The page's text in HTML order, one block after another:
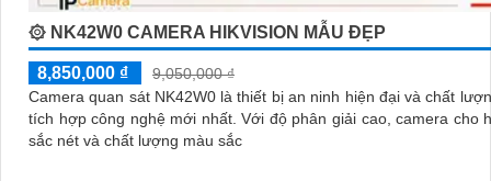
۞ NK42W0 CAMERA HIKVISION MẪU ĐẸP
8,850,000 ₫
9,050,000 ₫
Camera quan sát NK42W0 là thiết bị an ninh hiện đại và chất
tích hợp công nghệ mới nhất. Với độ phân giải cao, camera cho hình ảnh
sắc nét và chất lượng màu sắc